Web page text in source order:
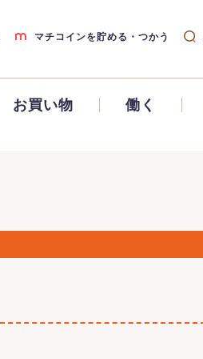
マチコインを貯める・つかう
お買い物 働く